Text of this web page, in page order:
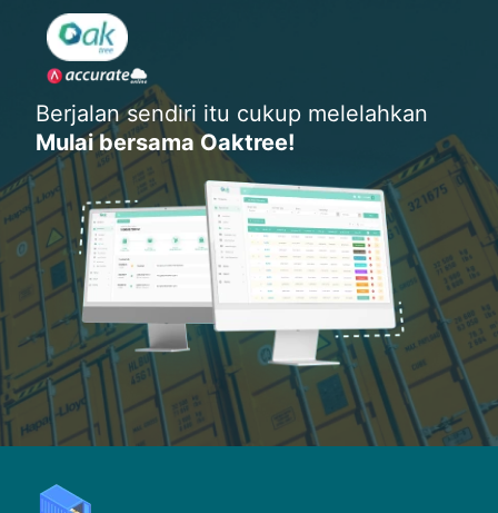
Berjalan sendiri itu cukup melelahkan
Mulai bersama Oaktree!